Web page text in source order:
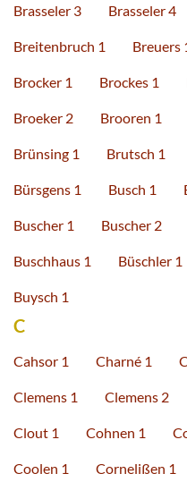
Brasseler 3 Brasseler 4
Breitenbruch 1 Breuers
Brocker 1 Brockes 1
Broeker 2 Brooren 1
Brünsing 1 Brutsch 1
Bürsgens 1 Busch 1
Buscher 1 Buscher 2
Buschhaus 1 Büschler 1
Buysch 1
C
Cahsor 1 Charné 1
Clemens 1 Clemens 2
Clout 1 Cohnen 1
Coolen 1 Cornelißen 1